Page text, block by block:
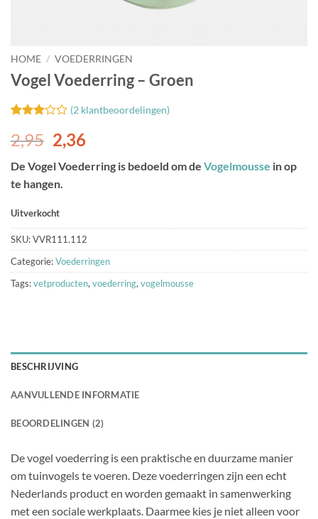
HOME / VOEDERRINGEN
Vogel Voederring – Groen
3op 5
gebaseerd
op
klant
waarderingen
(2klantbeoordelingen)
2,95 Oorspronkelijke
prijs
was:
2,95.
2,36Huidige
is:
De Vogel Voederring is bedoeld om de Vogelmousse in op
te hangen.
Uitverkocht
SKU:VVR111.112
Categorie:Voederringen
Tags:vetproducten, voederring, vogelmousse
BESCHRIJVING
AANVULLENDE INFORMATIE
BEOORDELINGEN (2)
De vogel voederring is een praktische en duurzame manier
om tuinvogels te voeren. Deze voederringen zijn een echt
Nederlands product en worden gemaakt in samenwerking
met een sociale werkplaats. Daarmee kies je niet alleen voor